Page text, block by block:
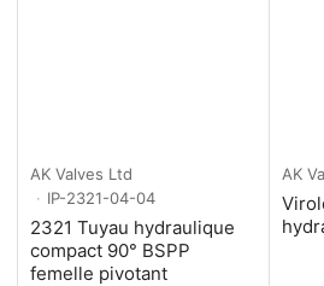
AK Valves Ltd
IP-2321-04-04
2321 Tuyau hydraulique
compact 90° BSPP
femelle pivotant
AK